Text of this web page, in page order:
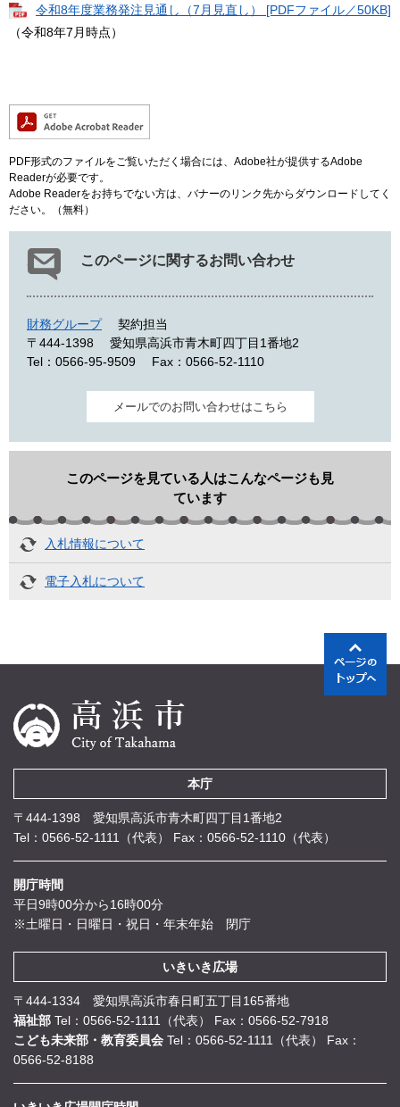
令和8年度業務発注見通し（7月見直し） [PDFファイル／50KB]
（令和8年7月時点）
PDF形式のファイルをご覧いただく場合には、Adobe社が提供するAdobe
Readerが必要です。
Adobe Readerをお持ちでない方は、バナーのリンク先からダウンロードしてく
ださい。（無料）
このページに関するお問い合わせ
財務グループ
契約担当
〒444-1398
愛知県高浜市青木町四丁目1番地2
Tel：0566-95-9509
Fax：0566-52-1110
メールでのお問い合わせはこちら
このページを見ている人はこんなページも見
ています
入札情報について
電子入札について
本庁
〒444-1398 愛知県高浜市青木町四丁目1番地2
Tel：0566-52-1111（代表）
Fax：0566-52-1110（代表）
開庁時間
平日9時00分から16時00分
※土曜日・日曜日・祝日・年末年始 閉庁
いきいき広場
〒444-1334 愛知県高浜市春日町五丁目165番地
福祉部 Tel：0566-52-1111（代表）
Fax：0566-52-7918
こども未来部・教育委員会 Tel：0566-52-1111（代表）
Fax：
0566-52-8188